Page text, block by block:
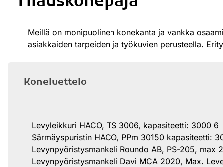
Meillä on monipuolinen konekanta ja vankka
asiakkaiden tarpeiden ja työkuvien perusteella.
Koneluettelo
Levyleikkuri HACO, TS 3006, kapasiteetti: 3000 6
Särmäyspuristin HACO, PPm 30150 kapasiteetti:
Levynpyöristysmankeli Roundo AB, PS-205, max
Levynpyöristysmankeli Davi MCA 2020, Max.